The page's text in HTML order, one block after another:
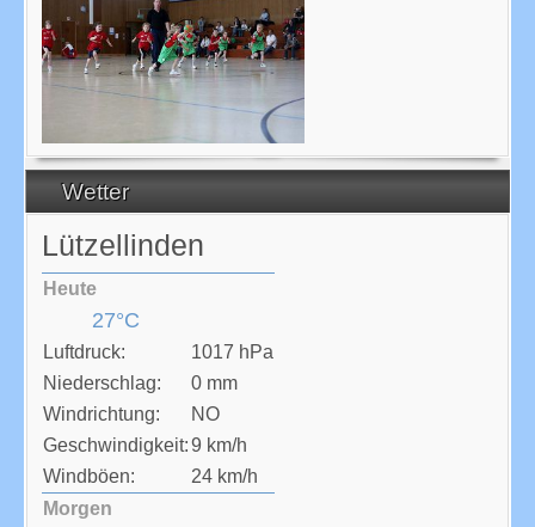
Wetter
Lützellinden
Heute
27°C
Luftdruck:
1017 hPa
Niederschlag:
0 mm
Windrichtung:
NO
Geschwindigkeit:9 km/h
Windböen:
24 km/h
Morgen